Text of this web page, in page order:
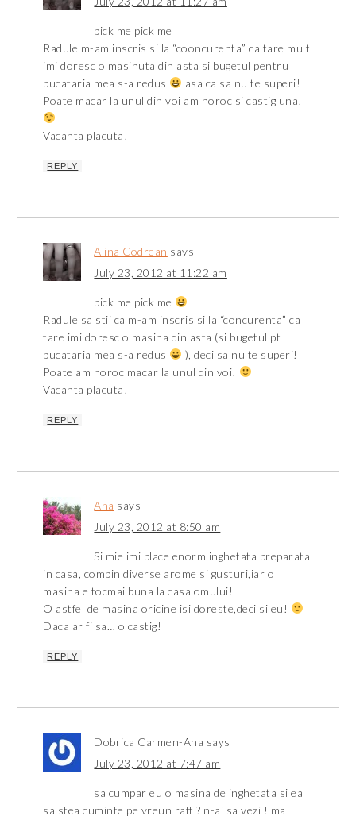
pick me pick me
Radule m-am inscris si la “cooncurenta” ca tare mult
imi doresc o masinuta din asta si bugetul pentru
bucataria mea s-a redus
asa ca sa nu te superi!
Poate macar la unul din voi am noroc si castig una!
Vacanta placuta!
REPLY
Alina Codrean says
July 23, 2012 at 11:22 am
pick me pick me
Radule sa stii ca m-am inscris si la “concurenta” ca
tare imi doresc o masina din asta (si bugetul pt
bucataria mea s-a redus
), deci sa nu te superi!
Poate am noroc macar la unul din voi!
Vacanta placuta!
REPLY
Ana says
July 23, 2012 at 8:50 am
Si mie imi place enorm inghetata preparata
in casa, combin diverse arome si gusturi,iar o
masina e tocmai buna la casa omului!
O astfel de masina oricine isi doreste,deci si eu!
Daca ar fi sa… o castig!
REPLY
Dobrica Carmen-Ana says
July 23, 2012 at 7:47 am
sa cumpar eu o masina de inghetata si ea
sa stea cuminte pe vreun raft ? n-ai sa vezi ! ma